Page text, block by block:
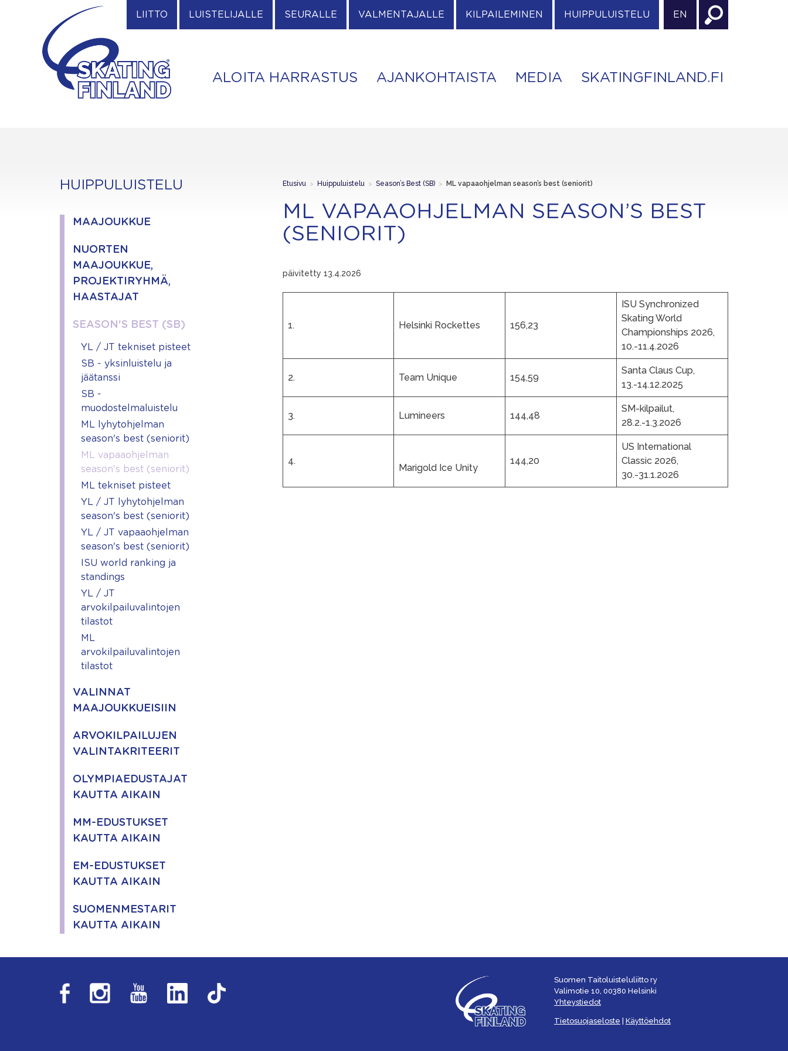
LIITTO LUISTELIJALLE SEURALLE VALMENTAJALLE KILPAILEMINEN HUIPPULUISTELU EN
ALOITA HARRASTUS AJANKOHTAISTA MEDIA SKATINGFINLAND.FI
HUIPPULUISTELU
MAAJOUKKUE
NUORTEN
MAAJOUKKUE,
PROJEKTIRYHMÄ,
HAASTAJAT
SEASON'S BEST (SB)
YL / JT tekniset pisteet
SB - yksinluistelu ja
jäätanssi
SB -
muodostelmaluistelu
ML lyhytohjelman
season's best (seniorit)
ML vapaaohjelman
season's best (seniorit)
ML tekniset pisteet
YL / JT lyhytohjelman
season's best (seniorit)
YL / JT vapaaohjelman
season's best (seniorit)
ISU world ranking ja
standings
YL / JT
arvokilpailuvalintojen
tilastot
ML
arvokilpailuvalintojen
tilastot
VALINNAT
MAAJOUKKUEISIIN
ARVOKILPAILUJEN
VALINTAKRITEERIT
OLYMPIAEDUSTAJAT
KAUTTA AIKAIN
MM-EDUSTUKSET
KAUTTA AIKAIN
EM-EDUSTUKSET
KAUTTA AIKAIN
SUOMENMESTARIT
KAUTTA AIKAIN
Etusivu > Huippuluistelu > Season’s Best (SB) > ML vapaaohjelman season’s best (seniorit)
ML VAPAAOHJELMAN SEASON’S BEST
(SENIORIT)
päivitetty 13.4.2026
1. Helsinki Rockettes 156,23
ISU Synchronized
Skating World
Championships 2026,
10.-11.4.2026
2. Team Unique 154,59
Santa Claus Cup,
13.-14.12.2025
3. Lumineers 144,48
SM-kilpailut,
28.2.-1.3.2026
4.
Marigold Ice Unity
144,20
US International
Classic 2026,
30.-31.1.2026
Suomen Taitoluisteluliitto ry
Valimotie 10, 00380 Helsinki
Yhteystiedot
Tietosuojaseloste Käyttöehdot